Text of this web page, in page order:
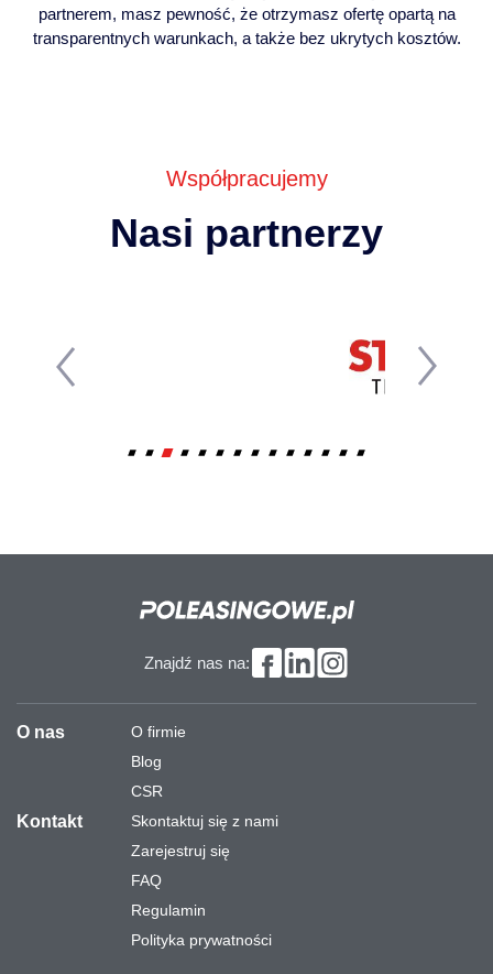
partnerem, masz pewność, że otrzymasz ofertę opartą na
transparentnych warunkach, a także bez ukrytych kosztów.
Współpracujemy
Nasi partnerzy
Znajdź nas na:
O nas
O firmie
Blog
CSR
Kontakt
Skontaktuj się z nami
Zarejestruj się
FAQ
Regulamin
Polityka prywatności